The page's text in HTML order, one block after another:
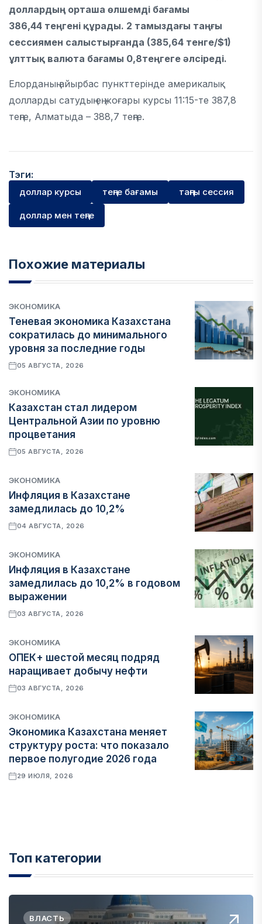
доллардың орташа өлшемді бағамы
386,44 теңгені құрады. 2 тамыздағы таңғы
сессиямен салыстырғанда (385,64 тенге/$1)
ұлттық валюта бағамы 0,8теңгеге әлсіреді.
Елорданың айырбас пункттерінде америкалық
долларды сатудың ең жоғары курсы 11:15-те 387,8
теңге, Алматыда – 388,7 теңге.
Тэги:
доллар курсы теңге бағамы таңғы сессия
доллар мен теңге
Похожие материалы
ЭКОНОМИКА
Теневая экономика Казахстана
сократилась до минимального
уровня за последние годы
05 АВГУСТА, 2026
ЭКОНОМИКА
Казахстан стал лидером
Центральной Азии по уровню
процветания
05 АВГУСТА, 2026
ЭКОНОМИКА
Инфляция в Казахстане
замедлилась до 10,2%
04 АВГУСТА, 2026
ЭКОНОМИКА
Инфляция в Казахстане
замедлилась до 10,2% в годовом
выражении
03 АВГУСТА, 2026
ЭКОНОМИКА
ОПЕК+ шестой месяц подряд
наращивает добычу нефти
03 АВГУСТА, 2026
ЭКОНОМИКА
Экономика Казахстана меняет
структуру роста: что показало
первое полугодие 2026 года
29 ИЮЛЯ, 2026
Топ категории
ВЛАСТЬ